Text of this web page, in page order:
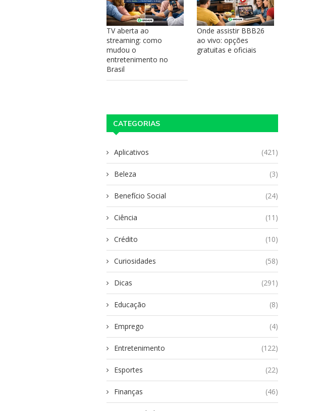
TV aberta ao
streaming: como
mudou o
entretenimento no
Brasil
Onde assistir BBB26
ao vivo: opções
gratuitas e oficiais
CATEGORIAS
Aplicativos (421)
Beleza (3)
Benefício Social (24)
Ciência (11)
Crédito (10)
Curiosidades (58)
Dicas (291)
Educação (8)
Emprego (4)
Entretenimento (122)
Esportes (22)
Finanças (46)